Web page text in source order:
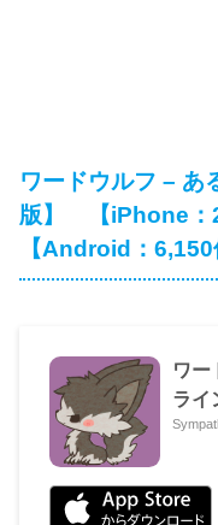
ワードウルフ – あ
版】 【iPhone：
【Android：
ワー
ライ